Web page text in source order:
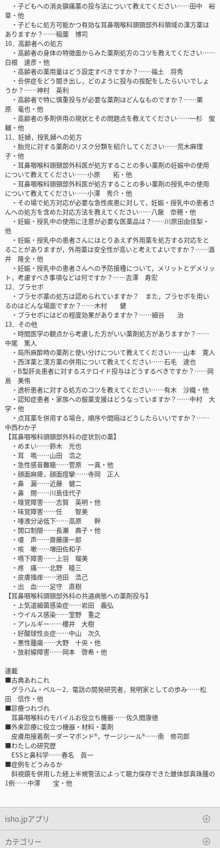
・子どもへの消炎鎮痛薬の投与法について教えてください……田中 裕
章・他
・子どもに処方可能かつ有効な耳鼻咽喉科頭頸部外科領域の漢方薬は
ありますか？……稲葉 博司
10．高齢者への処方
・高齢者の身体の特徴面からみた薬剤処方のコツを教えてください……
白根 達彦・他
・高齢者の薬用量はどう設定すべきですか？……福土 将秀
・合併症をどう聞き出し，どのように投与の按配をしたらいいでしょ
うか？……神村 英利
・高齢者で特に慎重投与が必要な薬剤はどんなものですか？……栗
原 竜也・他
・高齢者の多剤併用の現状とその問題点を教えてください……一杉 俊
輔・他
11．妊婦，授乳婦への処方
・胎児に対する薬剤のリスク分類を紹介してください……荒木麻理
子・他
・耳鼻咽喉科頭頸部外科医が処方することの多い薬剤の妊娠中の使用
について教えてください……小原 拓・他
・耳鼻咽喉科頭頸部外科医が処方することの多い薬剤の授乳中の使用
について教えてください……小澤 秀介・他
・その場で処方対応が必要な急性疾患に対して，妊娠・授乳中の患者さ
んへの処方を含めた対応方法を教えてください……八鍬 奈穂・他
・妊娠・授乳中の使用に注意が必要な医薬品は？……川原田由佳梨・
他
・妊娠・授乳中の患者さんにはとりあえず外用薬を処方する対応をと
ることがありますが，外用薬は安全性が高いと考えてよいですか？……酒
井 隆全・他
・妊娠・授乳中の患者さんへの予防接種について，メリットとデメリッ
ト，考慮すべき事項などは何ですか？……吉澤 寿宏
12．プラセボ
・プラセボ薬の処方は認められていますか？ また，プラセボを用い
るのはどんな場面ですか？……木村 健
・プラセボにはどの程度効果がありますか？……細谷 治
13．その他
・時間医学の観点から考慮した方がいい薬剤処方がありますか？……
中尾 篤人
・局所麻酔時の薬剤と使い分けについて教えてください……山本 寛人
・西洋薬と漢方薬の併用について教えてください……石毛 達也
・B型肝炎患者に対するステロイド投与はどうするべきですか？……岡
島 美侑
・透析患者に対する処方のコツを教えてください……有木 沙織・他
・認知症患者・家族への服薬支援はどうなっていますか？……中村 大
学・他
・点耳薬を併用する場合，順序や間隔はどうしたらいいですか？……
中西わか子
【耳鼻咽喉科頭頸部外科の症状別の薬】
・めまい……鈴木 光也
・耳 鳴……山田 浩之
・急性感音難聴……菅原 一真・他
・顔面麻痺，顔面痙攣……寺岡 正人
・鼻 漏……近藤 健二
・鼻 閉……川島佳代子
・嗅覚障害……志賀 英明・他
・味覚障害……任 智美
・唾液分泌低下……高原 幹
・開口制限……長瀬 典子・他
・嗄 声……齋藤康一郎
・咳 嗽……増田佐和子
・嚥下障害……上羽 瑠美
・疼 痛……北野 睦三
・皮膚掻痒……池田 浩己
・出 血……足守 直樹
【耳鼻咽喉科頭頸部外科の共通病態への薬剤投与】
・上気道細菌感染症……岩田 義弘
・ウイルス感染……室野 重之
・アレルギー……櫻井 大樹
・好酸球性炎症……中山 次久
・悪性腫瘍……大野 十央・他
・放射線障害……岡本 啓希・他
連載
■古典あれこれ
グラハム・ベル－2．電話の開発研究者，発明家としての歩み……松
田 信作・他
■診療つれづれ
耳鼻咽喉科のモバイルお役立ち機器……佐久間康徳
■外来診療に役立つ機器・材料・薬剤
皮膚用接着剤－ダーマボンド®，サージシール®……南 修司郎
■わたしの研究歴
ESSと鼻科学……春名 眞一
■症例をどうみるか
斜視鏡を併用した経上半規管法によって聴力保存できた錐体部真珠腫の
1例……中澤 宝・他
isho.jpアプリ
カテゴリー